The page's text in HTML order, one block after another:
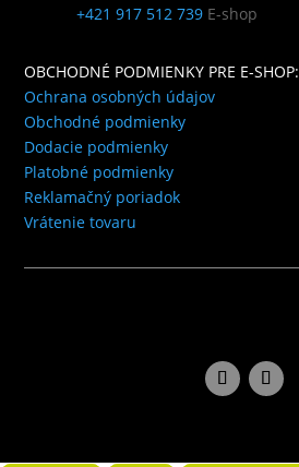
+421 917 512 739E-shop
OBCHODNÉ PODMIENKY PRE E-SHOP:
Ochrana osobných údajov
Obchodné podmienky
Dodacie podmienky
Platobné podmienky
Reklamačný poriadok
Vrátenie tovaru